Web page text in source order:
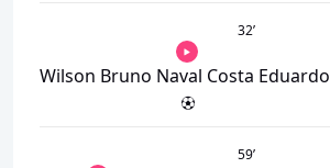
32’
Wilson Bruno Naval Costa Eduardo
59’